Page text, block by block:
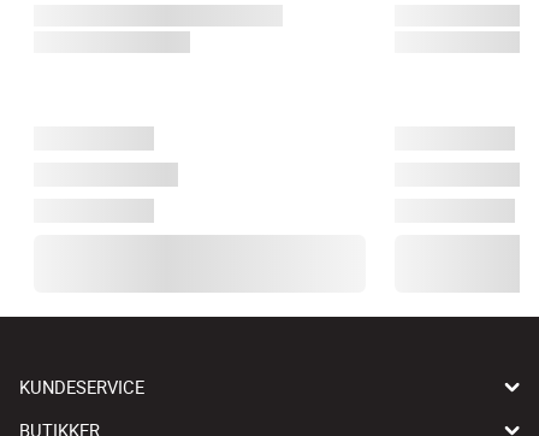
KUNDESERVICE
BUTIKKER